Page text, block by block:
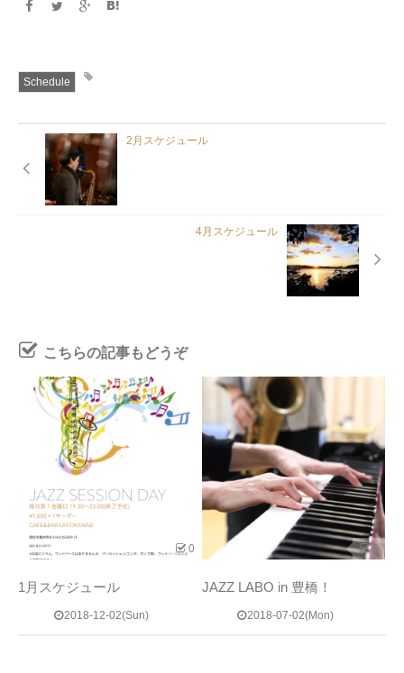
す)
き
Schedule
2月スケジュール
4月スケジュール
こちらの記事もどうぞ
0
1月スケジュール
2018-12-02(Sun)
0
JAZZ LABO in 豊橋！
2018-07-02(Mon)